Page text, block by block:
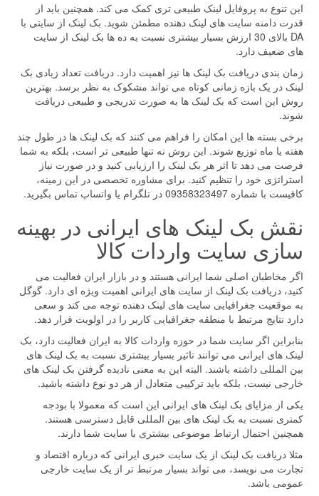
این تنوع به پروفایل لینک طبیعی تری کمک می کند. همچنین باید از
قدرت دامنه سایت های لینک دهنده مطمئن شوید. بک لینک از سایتی با
DA بالای 30 ارزش بسیار بیشتری نسبت به ده ها بک لینک از سایت
های ضعیف دارد.
زمان بندی دریافت بک لینک ها نیز اهمیت دارد. دریافت تعداد زیادی بک
لینک در یک بازه زمانی کوتاه می تواند مشکوک به نظر برسد. بهترین
روش این است که بک لینک ها به صورت تدریجی و طبیعی دریافت
شوند.
برخی بسته ها این امکان را فراهم می کنند که بک لینک ها در طول چند
هفته یا ماه توزیع شوند. این روش نه تنها طبیعی تر است، بلکه به شما
فرصت می دهد تا اثر هر بک لینک را ارزیابی کنید و در صورت نیاز
استراتژی خود را تنظیم کنید. برای مشاوره تخصصی در این زمینه،
کافیست با شماره 09358323497 در تلگرام یا واتساپ تماس بگیرید.
نقش بک لینک های ایرانی در بهینه
سازی سایت واردات کالا
اگر مخاطبان اصلی شما ایرانی هستند و در بازار ایران فعالیت می
کنید، دریافت بک لینک از سایت های ایرانی اهمیت ویژه ای دارد. گوگل
به موقعیت جغرافیایی سایت های لینک دهنده توجه می کند و سعی
دارد نتایج مرتبط با منطقه جغرافیایی کاربر را در اولویت قرار دهد.
بنابراین اگر سایت شما در حوزه واردات کالا به ایران فعالیت دارد، بک
لینک های ایرانی می توانند تاثیر بسیار بیشتری نسبت به بک لینک های
بین المللی داشته باشند. البته این به معنی نادیده گرفتن بک لینک های
خارجی نیست، بلکه باید ترکیبی متعادل از هر دو نوع داشته باشید.
یکی از مزایای بک لینک های ایرانی این است که معمولا با بودجه
کمتری نسبت به بک لینک های بین المللی قابل دسترسی هستند.
همچنین احتمال ارتباط موضوعی بیشتری با سایت شما دارند.
مثلا دریافت بک لینک از یک سایت خبری ایرانی که درباره اقتصاد و
تجارت می نویسد، می تواند بسیار مرتبط تر از یک سایت خارجی
عمومی باشد.